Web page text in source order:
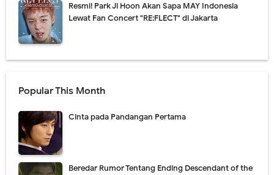
Resmi! Park Ji Hoon Akan Sapa MAY Indonesia
Lewat Fan Concert "RE:FLECT" di Jakarta
Popular This Month
Cinta pada Pandangan Pertama
Beredar Rumor Tentang Ending Descendant of the